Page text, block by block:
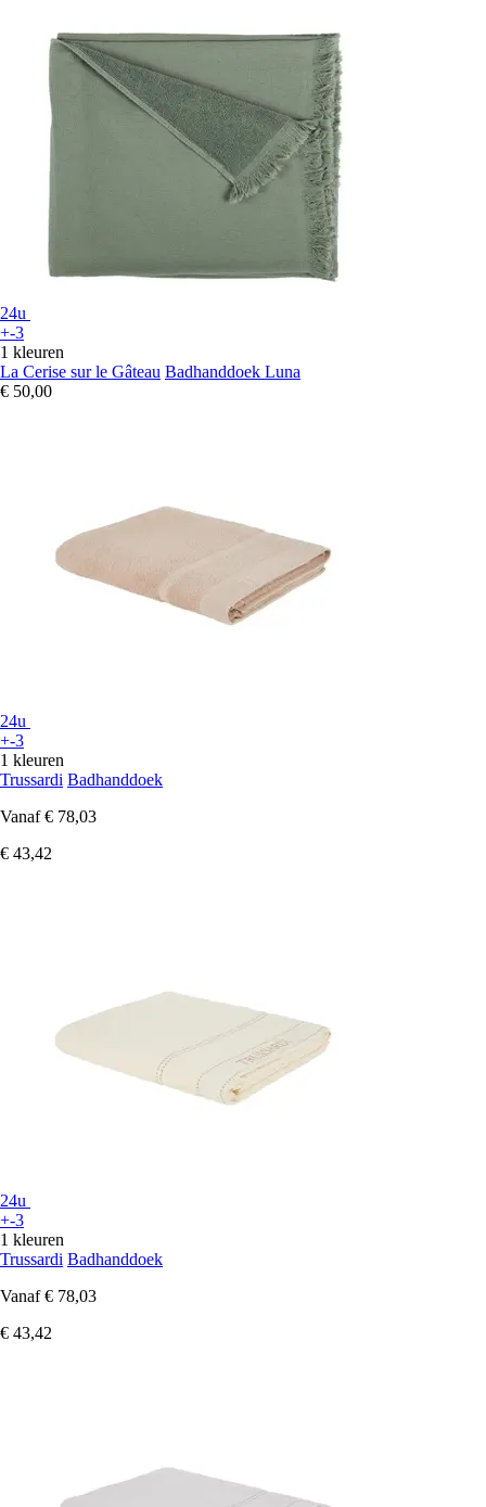
24u
+-3
1 kleuren
La Cerise sur le Gâteau Badhanddoek Luna
€ 50,00
24u
+-3
1 kleuren
Trussardi Badhanddoek
Vanaf € 78,03
€ 43,42
24u
+-3
1 kleuren
Trussardi Badhanddoek
Vanaf € 78,03
€ 43,42